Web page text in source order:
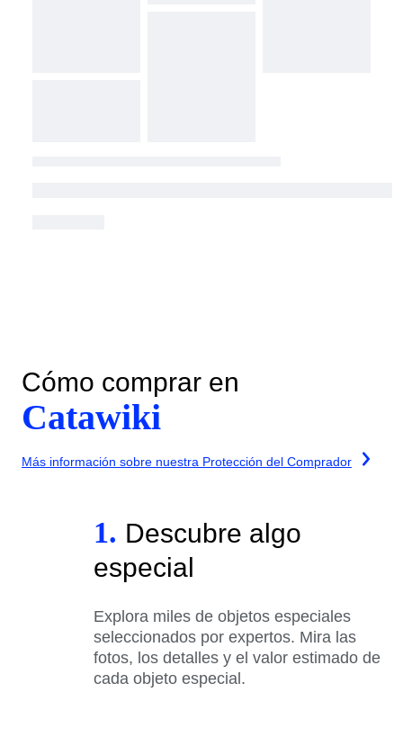
Cómo comprar en
Catawiki
Más información sobre nuestra Protección del Comprador
1. Descubre algo
especial
Explora miles de objetos especiales
seleccionados por expertos. Mira las
fotos, los detalles y el valor estimado de
cada objeto especial.